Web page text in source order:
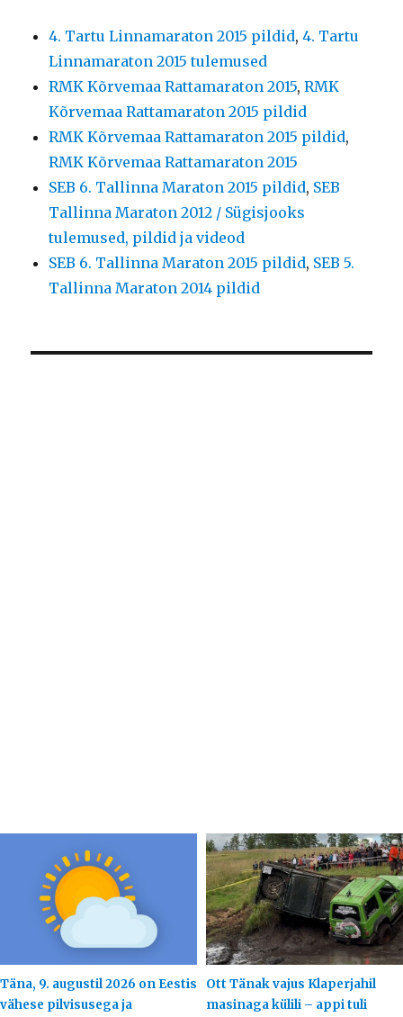
4. Tartu Linnamaraton 2015 pildid,4. Tartu
Linnamaraton 2015 tulemused
RMK Kõrvemaa Rattamaraton 2015,RMK
Kõrvemaa Rattamaraton 2015 pildid
RMK Kõrvemaa Rattamaraton 2015 pildid,
RMK Kõrvemaa Rattamaraton 2015
SEB 6. Tallinna Maraton 2015 pildid, SEB
Tallinna Maraton 2012 / Sügisjooks
tulemused, pildid ja videod
SEB 6. Tallinna Maraton 2015 pildid, SEB 5.
Tallinna Maraton 2014 pildid
Täna, 9. augustil 2026 on Eestis
vähese pilvisusega ja
Ott Tänak vajus Klaperjahil
masinaga külili – appi tuli